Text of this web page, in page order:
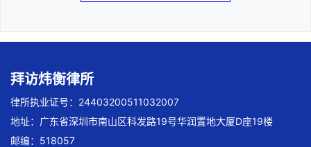
拜访炜衡律所
律所执业证号：24403200511032007
地址：广东省深圳市南山区科发路19号华润置地大厦D座19楼
邮编：518057